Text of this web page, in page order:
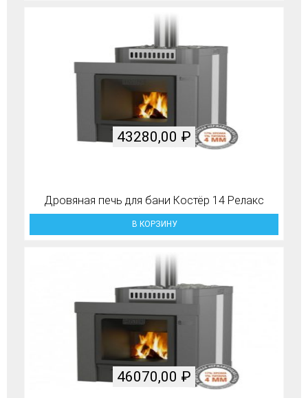
Дровяная печь для бани Костёр 14 Релакс
43280,00 ₽
В КОРЗИНУ
46070,00 ₽